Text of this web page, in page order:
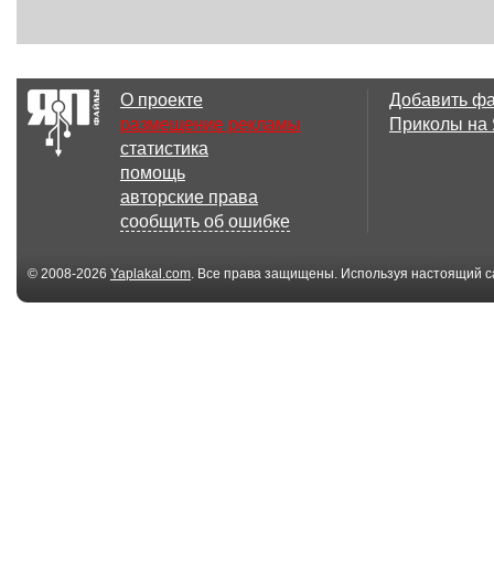
О проекте
размещение рекламы
статистика
помощь
авторские права
сообщить об ошибке
Добавить
Приколы
© 2008-2026 Yaplakal.com. Все права защищены. Используя настоящий